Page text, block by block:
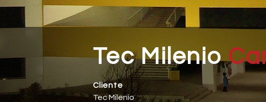
Tec Milenio
Cliente
Tec Milenio